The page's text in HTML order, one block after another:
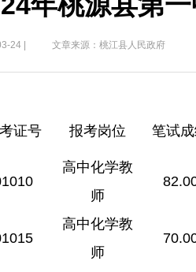
24 | 文章来源：桃江县人民政府
证号 报考岗位 笔试
高中化学教
师
高中化学教
师